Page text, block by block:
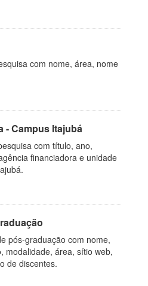
com nome, área, nome
- Campus Itajubá
com título, ano,
financiadora e unidade
pós-graduação com nome,
modalidade, área, sítio web,
de discentes.